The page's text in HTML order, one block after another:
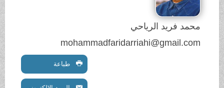
محمد فريد الرياحي
mohammadfaridarriahi@gmail.com
طباعة